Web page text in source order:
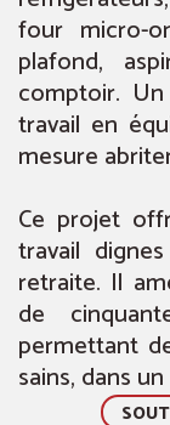
four micro-
plafond,
comptoir.
travail en
mesure
Ce projet
travail
retraite. Il
de
permettant
sains, dans